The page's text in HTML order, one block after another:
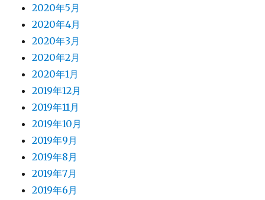
2020年5月
2020年4月
2020年3月
2020年2月
2020年1月
2019年12月
2019年11月
2019年10月
2019年9月
2019年8月
2019年7月
2019年6月